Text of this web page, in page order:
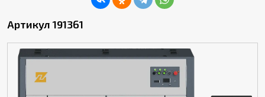
Артикул 191361